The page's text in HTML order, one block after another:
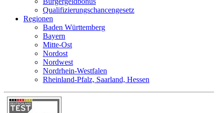
Qualifizierungschancengesetz
Regionen
Baden Württemberg
Bayern
Mitte-Ost
Nordost
Nordwest
Nordrhein-Westfalen
Rheinland-Pfalz, Saarland, Hessen